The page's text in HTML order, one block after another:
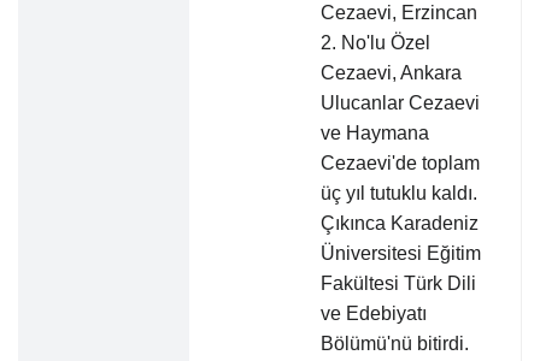
Cezaevi, Erzincan
2. No'lu Özel
Cezaevi, Ankara
Ulucanlar Cezaevi
ve Haymana
Cezaevi'de toplam
üç yıl tutuklu kaldı.
Çıkınca Karadeniz
Üniversitesi Eğitim
Fakültesi Türk Dili
ve Edebiyatı
Bölümü'nü bitirdi.